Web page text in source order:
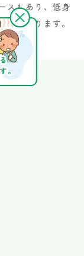
スもあり、低身
もあります。
。